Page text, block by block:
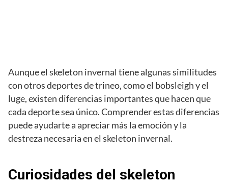
Aunque el skeleton invernal tiene algunas similitudes
con otros deportes de trineo, como el bobsleigh y el
luge, existen diferencias importantes que hacen que
cada deporte sea único. Comprender estas diferencias
puede ayudarte a apreciar más la emoción y la
destreza necesaria en el skeleton invernal.
Curiosidades del skeleton